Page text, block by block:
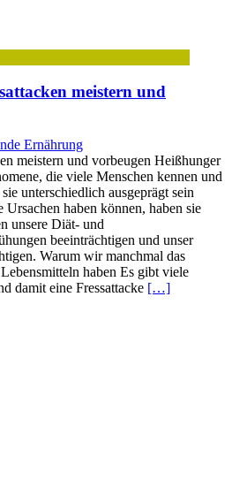
meistern und
Ernährung
meistern und vorbeugen Heißhunger
die viele Menschen kennen und
unterschiedlich ausgeprägt sein
haben können, haben sie
unsere Diät- und
beeinträchtigen und unser
Warum wir manchmal das
haben Es gibt viele
damit eine Fressattacke […]